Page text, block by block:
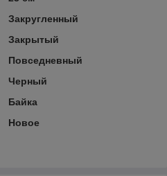
Закругленный
Закрытый
Повседневный
Черный
Байка
Новое